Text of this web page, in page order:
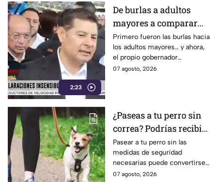
2:23
De burlas a adultos
mayores a comparar
Puebla con Palestina:
Alejandro Armenta se
disculpa “a modo” por
sus insensibles dichos
las también morenistas
Nayeli Salvatori y
Grace Palomares
Primero fueron las burlas hacia
los adultos mayores… y ahora,
el propio gobernador
morenista Alejandro Armenta
en Palestina. Tras la polémica y
el rechazo, el mandatario tuvo
que salir a pedir disculpas…
pero la pregunta es: ¿Basta
con decir “me equivoqué”
cada vez que una declaración
07 agosto, 2026
¿Paseas a tu perro sin
correa? Podrías recibir
una fuerte MULTA
Pasear a tu perro sin las
medidas de seguridad
necesarias puede convertirse
en una infracción en la CDMX,
07 agosto, 2026